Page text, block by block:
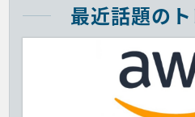
最近話題の